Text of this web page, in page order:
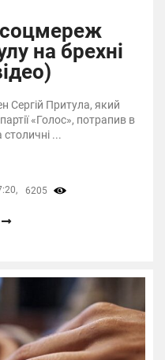
соцмереж
на брехні
Сергій Притула, який
«Голос», потрапив в
...
6205